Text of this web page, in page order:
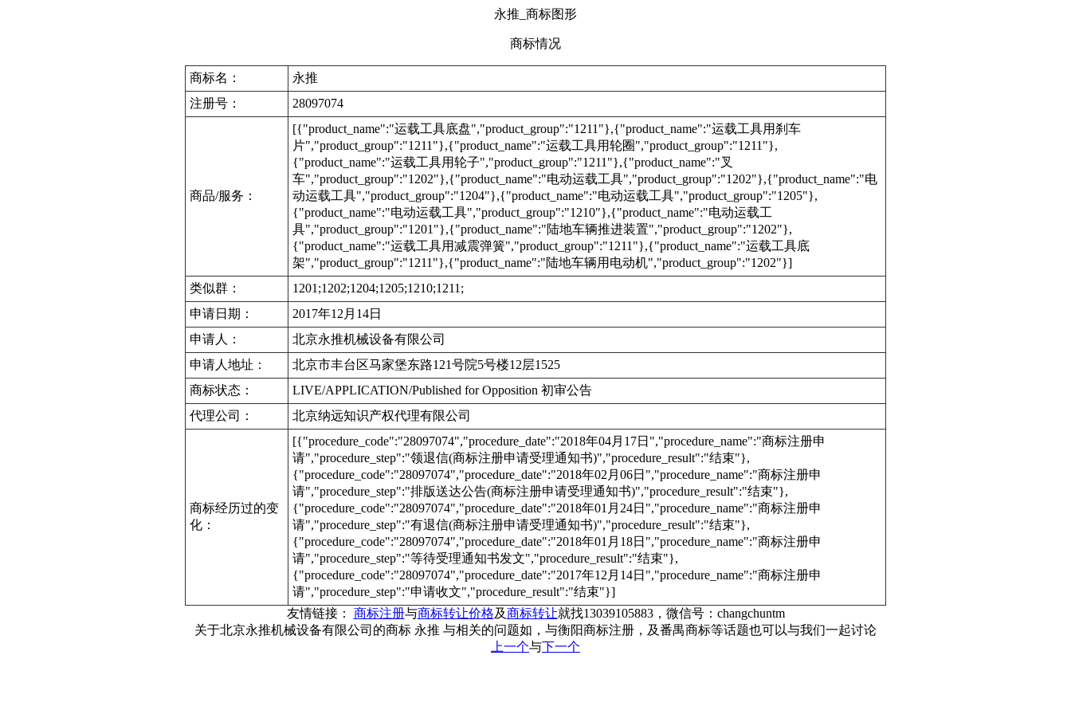
永推_商标图形
商标情况
商标名：
永推
注册号：
28097074
商品/服务：
[{"product_name":"运载工具底盘","product_group":"1211"},{"product_name":"运载工具用刹车
片","product_group":"1211"},{"product_name":"运载工具用轮圈","product_group":"1211"},
{"product_name":"运载工具用轮子","product_group":"1211"},{"product_name":"叉
车","product_group":"1202"},{"product_name":"电动运载工具","product_group":"1202"},{"product_name":"电
动运载工具","product_group":"1204"},{"product_name":"电动运载工具","product_group":"1205"},
{"product_name":"电动运载工具","product_group":"1210"},{"product_name":"电动运载工
具","product_group":"1201"},{"product_name":"陆地车辆推进装置","product_group":"1202"},
{"product_name":"运载工具用减震弹簧","product_group":"1211"},{"product_name":"运载工具底
架","product_group":"1211"},{"product_name":"陆地车辆用电动机","product_group":"1202"}]
类似群：
1201;1202;1204;1205;1210;1211;
申请日期：
2017年12月14日
申请人：
北京永推机械设备有限公司
申请人地址：
北京市丰台区马家堡东路121号院5号楼12层1525
商标状态：
LIVE/APPLICATION/Published for Opposition 初审公告
代理公司：
北京纳远知识产权代理有限公司
商标经历过的变
化：
[{"procedure_code":"28097074","procedure_date":"2018年04月17日","procedure_name":"商标注册申
请","procedure_step":"领退信(商标注册申请受理通知书)","procedure_result":"结束"},
{"procedure_code":"28097074","procedure_date":"2018年02月06日","procedure_name":"商标注册申
请","procedure_step":"排版送达公告(商标注册申请受理通知书)","procedure_result":"结束"},
{"procedure_code":"28097074","procedure_date":"2018年01月24日","procedure_name":"商标注册申
请","procedure_step":"有退信(商标注册申请受理通知书)","procedure_result":"结束"},
{"procedure_code":"28097074","procedure_date":"2018年01月18日","procedure_name":"商标注册申
请","procedure_step":"等待受理通知书发文","procedure_result":"结束"},
{"procedure_code":"28097074","procedure_date":"2017年12月14日","procedure_name":"商标注册申
请","procedure_step":"申请收文","procedure_result":"结束"}]
友情链接： 商标注册与商标转让价格及商标转让就找13039105883，微信号：changchuntm
关于北京永推机械设备有限公司的商标 永推 与相关的问题如，与衡阳商标注册，及番禺商标等话题也可以与我们一起讨论
上一个与下一个